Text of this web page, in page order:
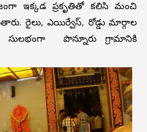
ఇక్కడ ప్రకృతితో కలిసి మంచి
రైలు, ఎయిర్వేస్, రోడ్డు మార్గాల
సులభంగా పొన్నూరు గ్రామానికి